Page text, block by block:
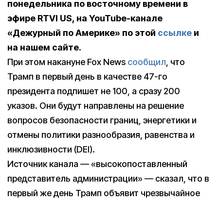
понедельника по восточному времени в
эфире RTVI US, на YouTube-канале
«Дежурный по Америке» по этой ссылке и
на нашем сайте.
При этом накануне Fox News сообщил, что
Трамп в первый день в качестве 47-го
президента подпишет не 100, а сразу 200
указов. Они будут направлены на решение
вопросов безопасности границ, энергетики и
отмены политики разнообразия, равенства и
инклюзивности (DEI).
Источник канала — «высокопоставленный
представитель администрации» — сказал, что в
первый же день Трамп объявит чрезвычайное